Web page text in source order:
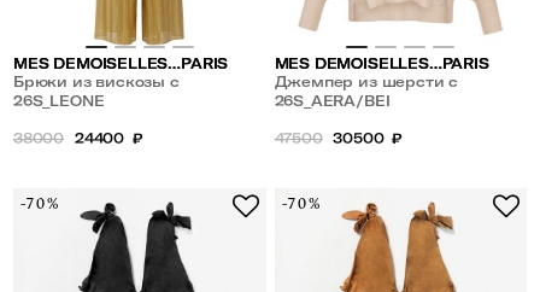
MES DEMOISELLES…PARIS
Брюки из вискозы с
метализированной нитью
26S_LEONE
38000 24400 ₽
MES DEMOISELLES…PARIS
Джемпер из шерсти с
кружевом
26S_AERA/BEI
47500 30500 ₽
-70% -70%